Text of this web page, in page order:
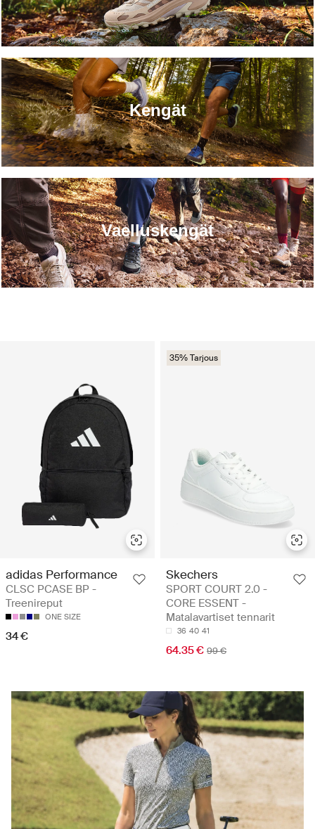
adidas Performance
CLSC PCASE BP -
Treenireput
ONE SIZE
34 €
35% Tarjous
Skechers
SPORT COURT 2.0 -
CORE ESSENT -
Matalavartiset tennarit
36 40 41
64.35 € 99 €
Kengät
Vaelluskengät